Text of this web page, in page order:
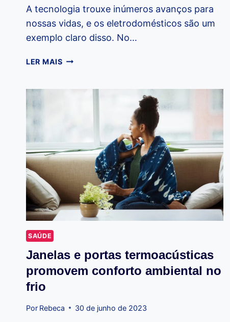
A tecnologia trouxe inúmeros avanços para
nossas vidas, e os eletrodomésticos são um
exemplo claro disso. No…
LER MAISCUIDADO
ELETRODOMÉSTICOS
SAÚDE
Janelas e portas termoacústicas
promovem conforto ambiental no
frio
Por Rebeca 30 de junho de 2023